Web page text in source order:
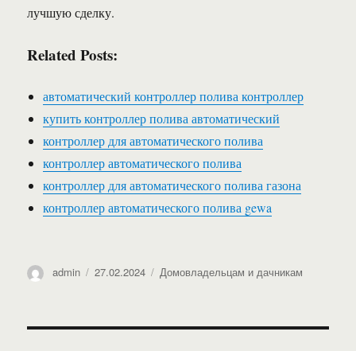
лучшую сделку.
Related Posts:
автоматический контроллер полива контроллер
купить контроллер полива автоматический
контроллер для автоматического полива
контроллер автоматического полива
контроллер для автоматического полива газона
контроллер автоматического полива gewa
Автор
admin Опубликовано
27.02.2024 Рубрики
Домовладельцам и дачникам